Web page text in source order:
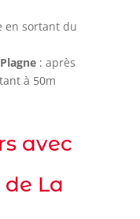
en sortant du
: après
à 50m
avec
La